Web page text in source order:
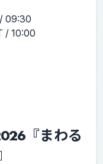
09:30
/ 10:00
『まわる